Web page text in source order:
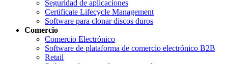
Seguridad de aplicaciones
Certificate Lifecycle Management
Software para clonar discos duros
Comercio
Comercio Electrónico
Software de plataforma de comercio electrónico B2B
Retail